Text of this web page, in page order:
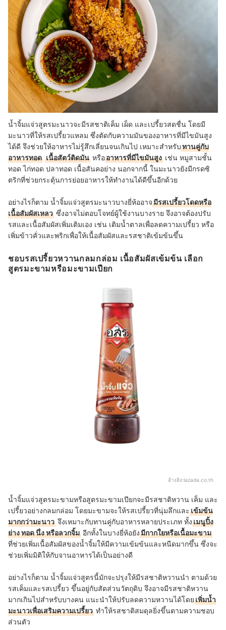
น้ำจิ้มแจ่วสูตรมะนาวจะมีรสชาติเค็ม เผ็ด และเปรี้ยวสดชื่น โดยมี
มะนาวที่ให้รสเปรี้ยวแหลม ซึ่งตัดกับความมันของอาหารที่มีไขมันสูง
ได้ดี จึงช่วยให้อาหารไม่รู้สึกเลี่ยนจนเกินไป เหมาะสำหรับทานคู่กับ
อาหารทอด เนื้อสัตว์ติดมัน หรืออาหารที่มีไขมันสูง เช่น หมูสามชั้น
ทอด ไก่ทอด ปลาทอด เนื้อสันคอย่าง นอกจากนี้ ในมะนาวยังมีกรดซิ
ตริกที่ช่วยกระตุ้นการย่อยอาหารให้ทำงานได้ดีขึ้นอีกด้วย
อย่างไรก็ตาม น้ำจิ้มแจ่วสูตรมะนาวบางยี่ห้ออาจมีรสเปรี้ยวโดดหรือ
เนื้อสัมผัสเหลว ซึ่งอาจไม่ตอบโจทย์ผู้ใช้งานบางราย จึงอาจต้องปรับ
รสและเนื้อสัมผัสเพิ่มเติมเอง เช่น เติมน้ำตาลเพื่อลดความเปรี้ยว หรือ
เพิ่มข้าวคั่วและพริกเพื่อให้เนื้อสัมผัสและรสชาติเข้มข้นขึ้น
ชอบรสเปรี้ยวหวานกลมกล่อม เนื้อสัมผัสเข้มข้น เลือก
สูตรมะขามหรือมะขามเปียก
อ้างอิง:lazada.co.th
น้ำจิ้มแจ่วสูตรมะขามหรือสูตรมะขามเปียกจะมีรสชาติหวาน เค็ม และ
เปรี้ยวอย่างกลมกล่อม โดยมะขามจะให้รสเปรี้ยวที่นุ่มลึกและเข้มข้น
มากกว่ามะนาว จึงเหมาะกับทานคู่กับอาหารหลายประเภท ทั้งเมนูปิ้ง
ย่าง ทอด นึ่ง หรือลวกจิ้ม อีกทั้งในบางยี่ห้อยังมีกากใยหรือเนื้อมะขาม
ที่ช่วยเพิ่มเนื้อสัมผัสของน้ำจิ้มให้มีความเข้มข้นและหนืดมากขึ้น ซึ่งจะ
ช่วยเพิ่มมิติให้กับจานอาหารได้เป็นอย่างดี
อย่างไรก็ตาม น้ำจิ้มแจ่วสูตรนี้มักจะปรุงให้มีรสชาติหวานนำ ตามด้วย
รสเค็มและรสเปรี้ยว ขึ้นอยู่กับสัดส่วนวัตถุดิบ จึงอาจมีรสชาติหวาน
มากเกินไปสำหรับบางคน แนะนำให้ปรับลดความหวานได้โดยเพิ่มน้ำ
มะนาวเพื่อเสริมความเปรี้ยว ทำให้รสชาติสมดุลยิ่งขึ้นตามความชอบ
ส่วนตัว